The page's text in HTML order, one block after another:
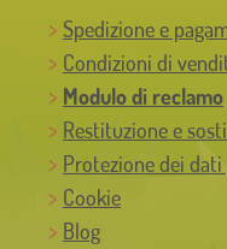
Spedizione e
Condizioni di
Modulo di reclamo
Restituzione e
Protezione dei
Cookie
Blog